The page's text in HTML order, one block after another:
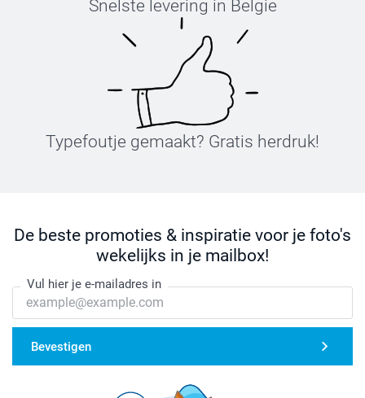
Snelste levering in België
Typefoutje gemaakt? Gratis herdruk!
De beste promoties & inspiratie voor je foto's
wekelijks in je mailbox!
Vul hier je e-mailadres in
Bevestigen